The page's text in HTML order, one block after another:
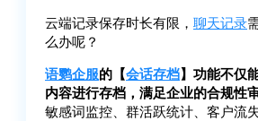
云端记录保存时长有限， 聊天记录
么办呢？
语鹦企服的【会话存档】功能不仅
内容进行存档，满足企业的合规性
敏感词监控、群活跃统计、客户流